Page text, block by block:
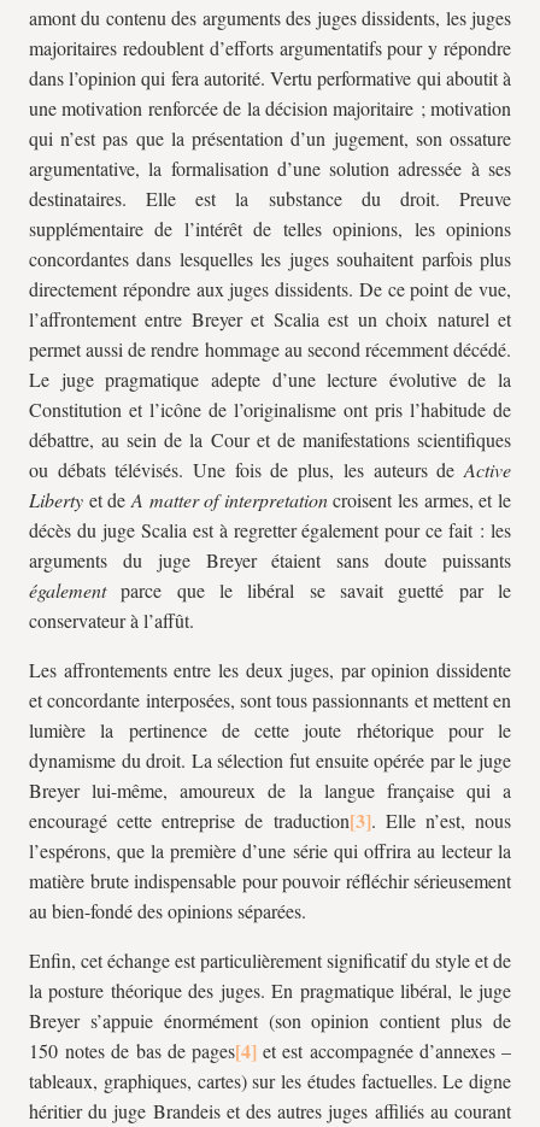
amont du contenu des arguments des juges dissidents, les juges
majoritaires redoublent d’efforts argumentatifs pour y répondre
dans l’opinion qui fera autorité. Vertu performative qui aboutit à
une motivation renforcée de la décision majoritaire ; motivation
qui n’est pas que la présentation d’un jugement, son ossature
argumentative, la formalisation d’une solution adressée à ses
destinataires. Elle est la substance du droit. Preuve
supplémentaire de l’intérêt de telles opinions, les opinions
concordantes dans lesquelles les juges souhaitent parfois plus
directement répondre aux juges dissidents. De ce point de vue,
l’affrontement entre Breyer et Scalia est un choix naturel et
permet aussi de rendre hommage au second récemment décédé.
Le juge pragmatique adepte d’une lecture évolutive de la
Constitution et l’icône de l’originalisme ont pris l’habitude de
débattre, au sein de la Cour et de manifestations scientifiques
ou débats télévisés. Une fois de plus, les auteurs de Active
Liberty et de A matter of interpretationcroisent les armes, et le
décès du juge Scalia est à regretter également pour ce fait : les
arguments du juge Breyer étaient sans doute puissants
égalementparce que le libéral se savait guetté par le
conservateur à l’affût.
Les affrontements entre les deux juges, par opinion dissidente
et concordante interposées, sont tous passionnants et mettent en
lumière la pertinence de cette joute rhétorique pour le
dynamisme du droit. La sélection fut ensuite opérée par le juge
Breyer lui-même, amoureux de la langue française qui a
encouragé cette entreprise de traduction
. Elle n’est, nous
l’espérons, que la première d’une série qui offrira au lecteur la
matière brute indispensable pour pouvoir réfléchir sérieusement
au bien-fondé des opinions séparées.
Enfin, cet échange est particulièrement significatif du style et de
la posture théorique des juges. En pragmatique libéral, le juge
Breyer s’appuie énormément (son opinion contient plus de
150 notes de bas de pages
et est accompagnée d’annexes –
tableaux, graphiques, cartes) sur les études factuelles. Le digne
héritier du juge Brandeis et des autres juges affiliés au courant